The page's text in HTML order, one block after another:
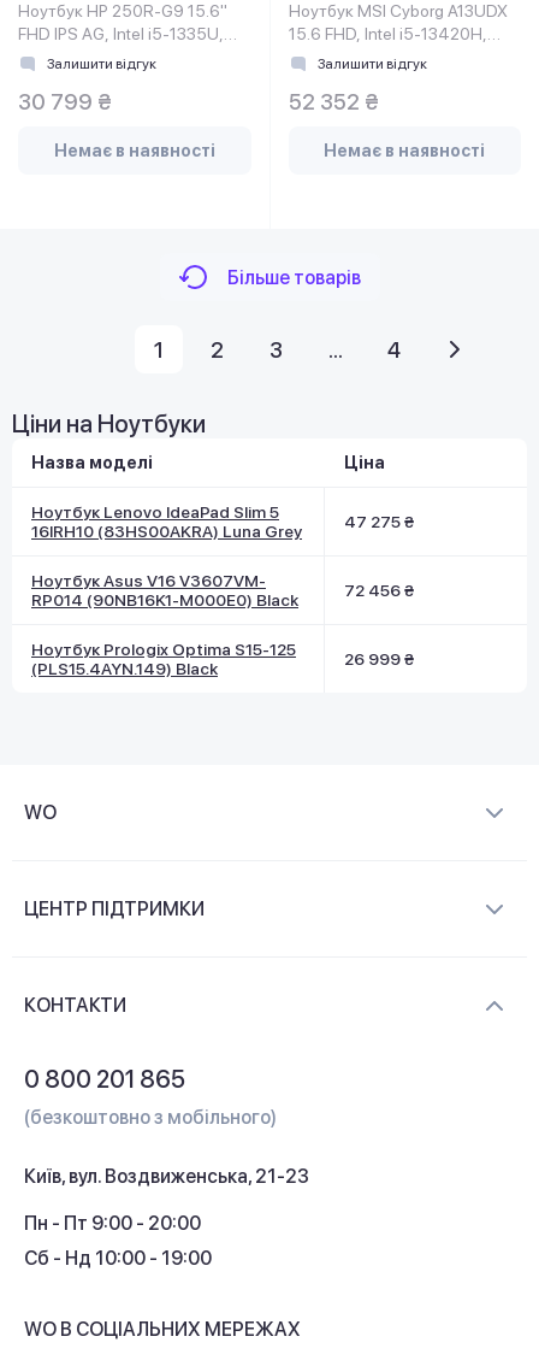
Ноутбук HP 250R-G9 15.6"
FHD IPS AG, Intel i5-1335U,
16GB, F512GB, UMA, DOS,
Залишити відгук
30 799 ₴
Немає в наявності
Ноутбук MSI Cyborg A13UDX
15.6 FHD, Intel i5-13420H,
16GB, F1TB, NVD3050-6,
Залишити відгук
52 352 ₴
Немає в наявності
Більше товарів
1 2 3 ... 4
Ціни на Ноутбуки
Назва моделі Ціна
Ноутбук Lenovo IdeaPad Slim 5
16IRH10 (83HS00AKRA) Luna Grey
47 275 ₴
Ноутбук Asus V16 V3607VM-
RP014 (90NB16K1-M000E0) Black
72 456 ₴
Ноутбук Prologix Optima S15-125
(PLS15.4AYN.149) Black
26 999 ₴
WO
Контакти
ЦЕНТР ПІДТРИМКИ
Кешбек
КОНТАКТИ
0 800 201 865
(безкоштовно з мобільного)
Київ, вул. Воздвиженська, 21-23
Пн - Пт 9:00 - 20:00
Сб - Нд 10:00 - 19:00
WO В СОЦІАЛЬНИХ МЕРЕЖАХ